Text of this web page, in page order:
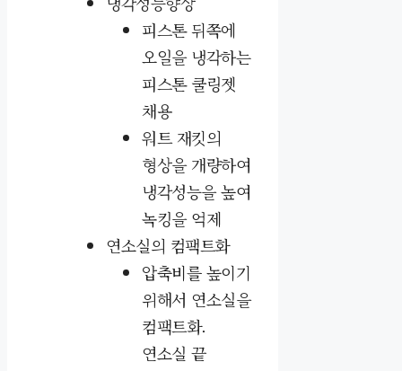
피스톤 뒤쪽에
오일을 냉각하는
피스톤 쿨링젯
채용
워트 재킷의
형상을 개량하여
냉각성능을 높여
녹킹을 억제
연소실의 컴팩트화
압축비를 높이기
위해서 연소실을
컴팩트화.
연소실 끝